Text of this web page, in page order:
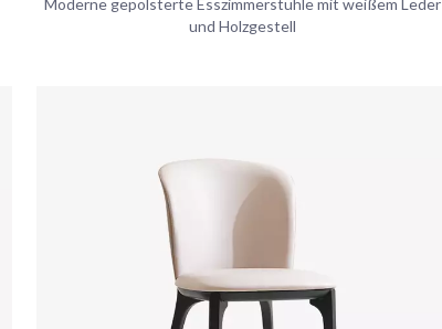
Moderne gepolsterte Esszimmerstühle mit weißem Leder
und Holzgestell